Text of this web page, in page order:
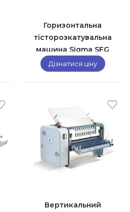
Горизонтальна
тісторозкатувальна
машина Sigma SFG
500 T
Дізнатися ціну
Вертикальний